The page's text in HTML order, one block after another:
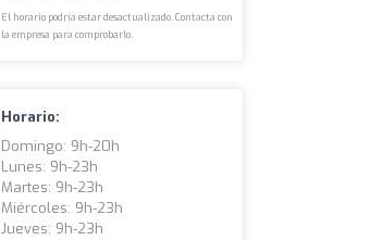
El horario podría estar desactualizado. Contacta con
la empresa para comprobarlo.
Horario:
Domingo: 9h-20h
Lunes: 9h-23h
Martes: 9h-23h
Miércoles: 9h-23h
Jueves: 9h-23h